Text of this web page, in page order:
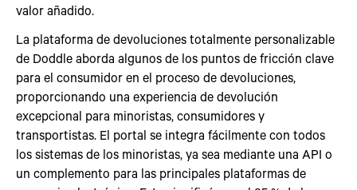
valor añadido.
La plataforma de devoluciones totalmente personalizable
de Doddle aborda algunos de los puntos de fricción clave
para el consumidor en el proceso de devoluciones,
proporcionando una experiencia de devolución
excepcional para minoristas, consumidores y
transportistas. El portal se integra fácilmente con todos
los sistemas de los minoristas, ya sea mediante una API o
un complemento para las principales plataformas de